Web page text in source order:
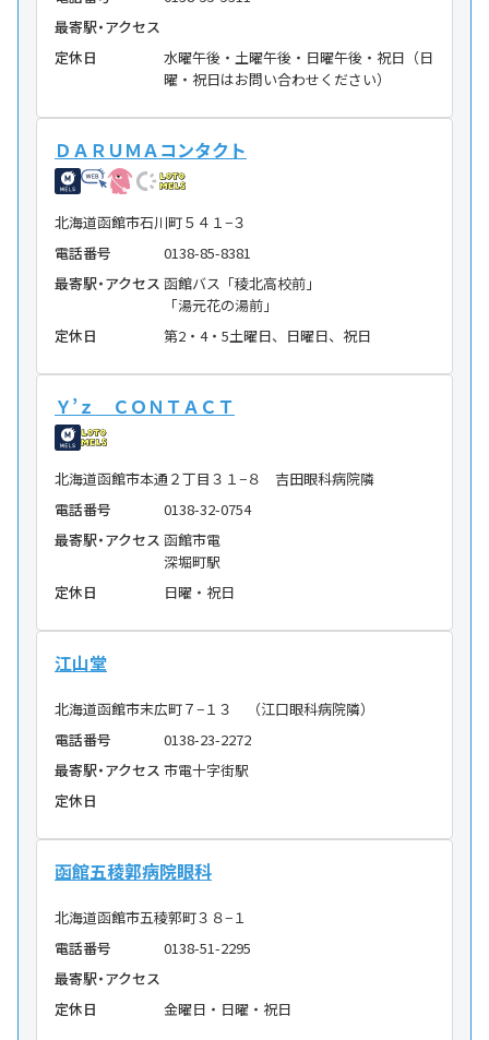
最寄駅・アクセス
定休日
水曜午後・土曜午後・日曜午後・祝日（日
曜・祝日はお問い合わせください）
ＤＡＲＵＭＡコンタクト
北海道函館市石川町５４１−３
電話番号
0138-85-8381
最寄駅・アクセス 函館バス「稜北高校前」
「湯元花の湯前」
定休日
第2・4・5土曜日、日曜日、祝日
Ｙ’ｚ ＣＯＮＴＡＣＴ
北海道函館市本通２丁目３１−８ 吉田眼科病院隣
電話番号
0138-32-0754
最寄駅・アクセス 函館市電
深堀町駅
定休日
日曜・祝日
江山堂
北海道函館市末広町７−１３ （江口眼科病院隣）
電話番号
0138-23-2272
最寄駅・アクセス 市電十字街駅
定休日
函館五稜郭病院眼科
北海道函館市五稜郭町３８−１
電話番号
0138-51-2295
最寄駅・アクセス
定休日
金曜日・日曜・祝日